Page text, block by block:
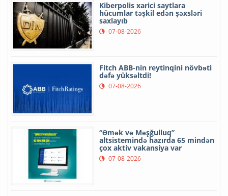
Kiberpolis xarici saytlara
hücumlar təşkil edən şəxsləri
saxlayıb
07-08-2026
Fitch ABB-nin reytinqini növbəti
dəfə yüksəltdi!
07-08-2026
“Əmək və Məşğulluq”
altsistemində hazırda 65 mindən
çox aktiv vakansiya var
07-08-2026